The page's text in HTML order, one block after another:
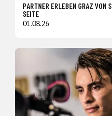
PARTNER ERLEBEN GRAZ VON
SEITE
01.08.26